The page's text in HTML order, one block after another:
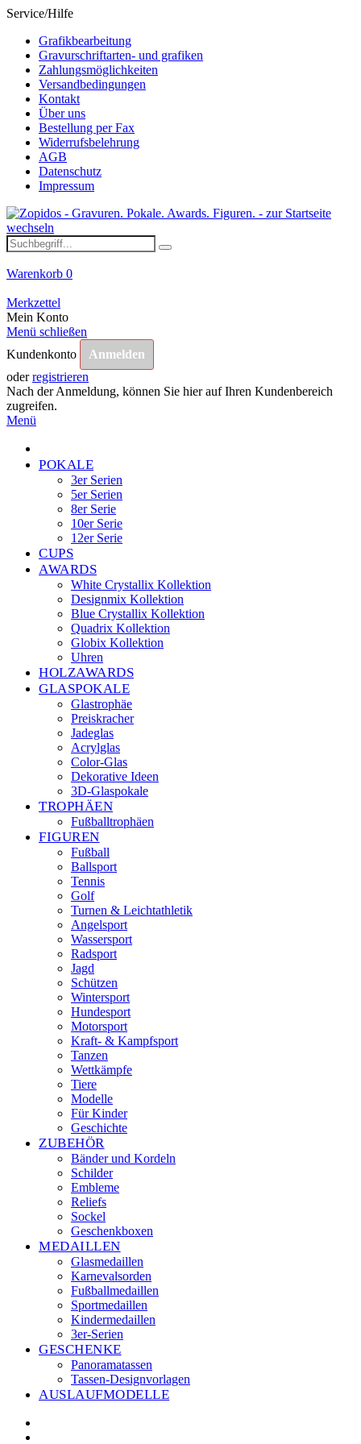
Service/Hilfe
Grafikbearbeitung
Gravurschriftarten- und grafiken
Zahlungsmöglichkeiten
Versandbedingungen
Kontakt
Über uns
Bestellung per Fax
Widerrufsbelehrung
AGB
Datenschutz
Impressum
Warenkorb 0
Merkzettel
Mein Konto
Menü schließen
Kundenkonto
Anmelden
oderregistrieren
Nach der Anmeldung, können Sie hier auf Ihren Kundenbereich
zugreifen.
Menü
POKALE
3er Serien
5er Serien
8er Serie
10er Serie
12er Serie
CUPS
AWARDS
White Crystallix Kollektion
Designmix Kollektion
Blue Crystallix Kollektion
Quadrix Kollektion
Globix Kollektion
Uhren
HOLZAWARDS
GLASPOKALE
Glastrophäe
Preiskracher
Jadeglas
Acrylglas
Color-Glas
Dekorative Ideen
3D-Glaspokale
TROPHÄEN
Fußballtrophäen
FIGUREN
Fußball
Ballsport
Tennis
Golf
Turnen & Leichtathletik
Angelsport
Wassersport
Radsport
Jagd
Schützen
Wintersport
Hundesport
Motorsport
Kraft- & Kampfsport
Tanzen
Wettkämpfe
Tiere
Modelle
Für Kinder
Geschichte
ZUBEHÖR
Bänder und Kordeln
Schilder
Embleme
Reliefs
Sockel
Geschenkboxen
MEDAILLEN
Glasmedaillen
Karnevalsorden
Fußballmedaillen
Sportmedaillen
Kindermedaillen
3er-Serien
GESCHENKE
Panoramatassen
Tassen-Designvorlagen
AUSLAUFMODELLE